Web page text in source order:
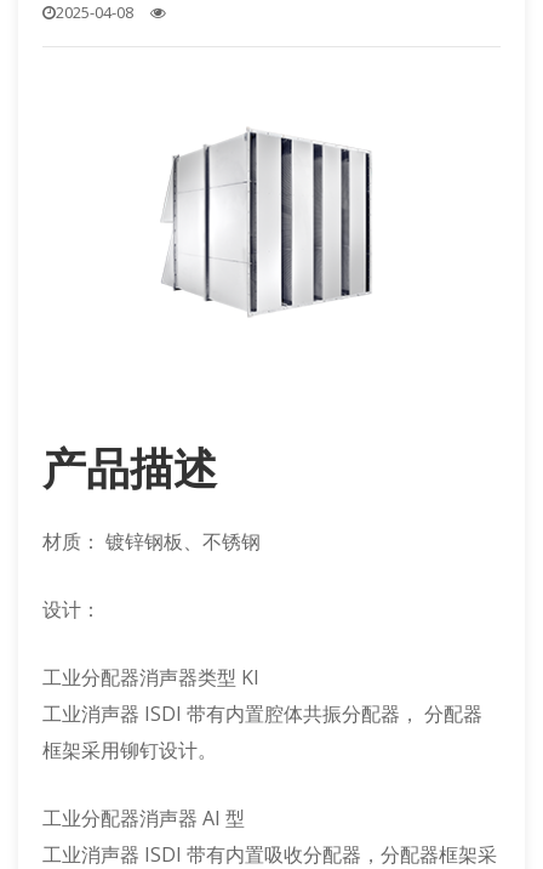
2025-04-08
产品描述
材质： 镀锌钢板、不锈钢
设计：
工业分配器消声器类型 KI
工业消声器 ISDI 带有内置腔体共振分配器， 分配器
框架采用铆钉设计。
工业分配器消声器 AI 型
工业消声器 ISDI 带有内置吸收分配器，分配器框架采